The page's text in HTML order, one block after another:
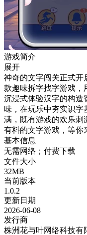
游戏简介
展开
神奇的文字闯关正式开
款趣味拆字找字游戏，
沉浸式体验汉字的构造
味，在玩乐中夯实识
满，既有游戏的欢乐刺
有料的文字游戏，等你
基本信息
无需网络；付费下载
文件大小
32MB
当前版本
1.0.2
更新日期
2026-06-08
发行商
株洲花与叶网络科技有